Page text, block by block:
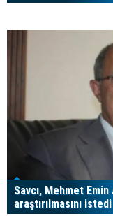
Savcı, Mehmet
araştırılmasını istedi